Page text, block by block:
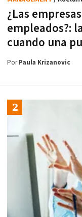
¿Las
empleados?:
cuando una
PorPaula Krizanovic